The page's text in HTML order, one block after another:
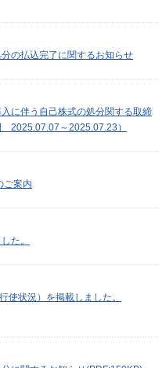
の払込完了に関するお知らせ
に伴う自己株式の処分関する取締
2025.07.07～2025.07.23）
ご案内
た。
使状況）を掲載しました。